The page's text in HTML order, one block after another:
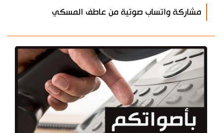
مشاركة واتساب صوتية من عاطف المسكي